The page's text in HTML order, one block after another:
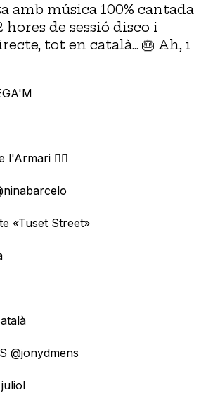
amb música 100% cantada
hores de sessió disco i
tot en català... 🎂 Ah, i
l'Armari 🏳️‍🌈
«Tuset Street»
@jonydmens
juliol